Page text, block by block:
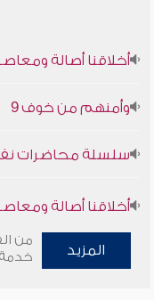
أخلاقنا أصالة
وأمنهم من خوف 9
سلسلة محاضرات نفحات
أخلاقنا أصالة
وأمنهم من خوف 9
المزيد
من
خدمة